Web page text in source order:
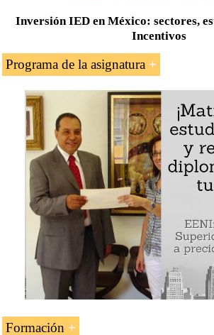
Inversión IED en México: sectores,
Incentivos
Programa de la asignatura
Marco general para la inversión
en México
Visión general de la inversión
México
Cambios y tendencias de la
directa en México
Inversión por sectores, estados
de origen
Incentivos a la inversión
Acuerdos mexicanos para la
Protección Recíproca de
Formación